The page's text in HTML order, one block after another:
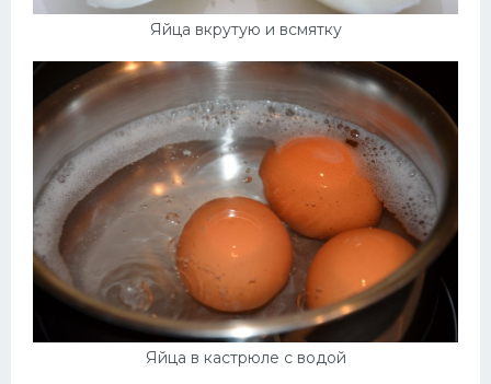
Яйца вкрутую и всмятку
Яйца в кастрюле с водой